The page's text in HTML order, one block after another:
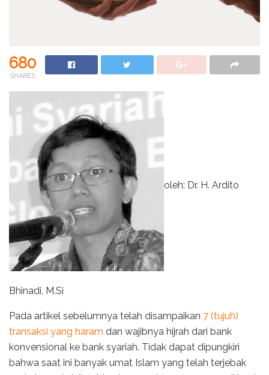
680
SHARES
oleh: Dr. H. Ardito
Bhinadi, M.Si
Pada artikel sebelumnya telah disampaikan 7 (tujuh)
transaksi yang haram dan wajibnya hijrah dari bank
konvensional ke bank syariah. Tidak dapat dipungkiri
bahwa saat ini banyak umat Islam yang telah terjebak